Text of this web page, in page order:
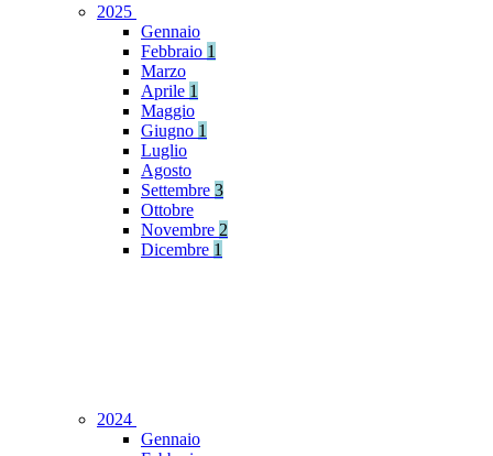
2025
Gennaio
Febbraio 1
Marzo
Aprile 1
Maggio
Giugno 1
Luglio
Agosto
Settembre 3
Ottobre
Novembre 2
Dicembre 1
2024
Gennaio